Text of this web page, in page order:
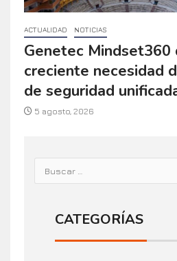
ACTUALIDAD NOTICIAS
Genetec Mindset360
creciente necesidad
de seguridad
5 agosto, 2026
CATEGORÍAS